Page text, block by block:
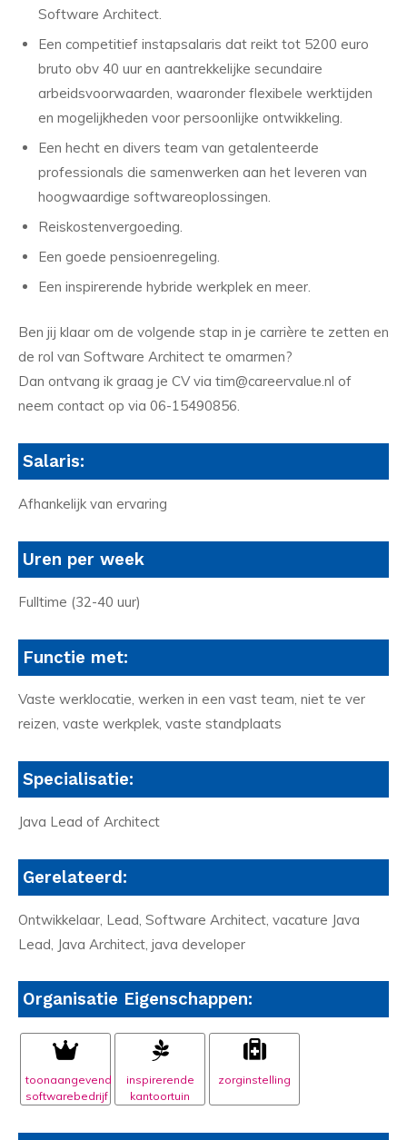
Software Architect.
Een competitief instapsalaris dat reikt tot 5200 euro
bruto obv 40 uur en aantrekkelijke secundaire
arbeidsvoorwaarden, waaronder flexibele werktijden
en mogelijkheden voor persoonlijke ontwikkeling.
Een hecht en divers team van getalenteerde
professionals die samenwerken aan het leveren van
hoogwaardige softwareoplossingen.
Reiskostenvergoeding.
Een goede pensioenregeling.
Een inspirerende hybride werkplek en meer.
Ben jij klaar om de volgende stap in je carrière te zetten en
de rol van Software Architect te omarmen?
Dan ontvang ik graag je CV via tim@careervalue.nl of
neem contact op via 06-15490856.
Salaris:
Afhankelijk van ervaring
Uren per week
Fulltime (32-40 uur)
Functie met:
Vaste werklocatie, werken in een vast team, niet te ver
reizen, vaste werkplek, vaste standplaats
Specialisatie:
Java Lead of Architect
Gerelateerd:
Ontwikkelaar, Lead, Software Architect, vacature Java
Lead, Java Architect, java developer
Organisatie Eigenschappen:
toonaangevend
softwarebedrijf
inspirerende
kantoortuin
zorginstelling